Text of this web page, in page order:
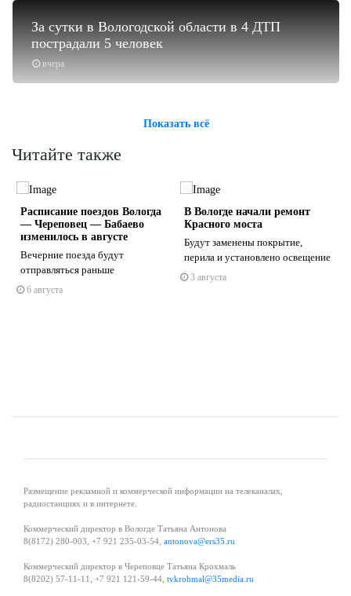
вчера
За сутки в Вологодской области в 4 ДТП
пострадали 5 человек
Показать всё
Читайте также
Расписание поездов Вологда
— Череповец — Бабаево
изменилось в августе
Вечерние поезда будут
отправляться раньше
6 августа
В Вологде начали ремонт
Красного моста
Будут заменены покрытие,
перила и установлено освещение
3 августа
Размещение рекламной и коммерческой информации на телеканалах,
радиостанциях и в интернете.
Коммерческий директор в Вологде Татьяна Антонова
8(8172) 280-003, +7 921 235-03-54, antonova@ers35.ru
Коммерческий директор в Череповце Татьяна Крохмаль
8(8202) 57-11-11, +7 921 121-59-44, tvkrohmal@35media.ru